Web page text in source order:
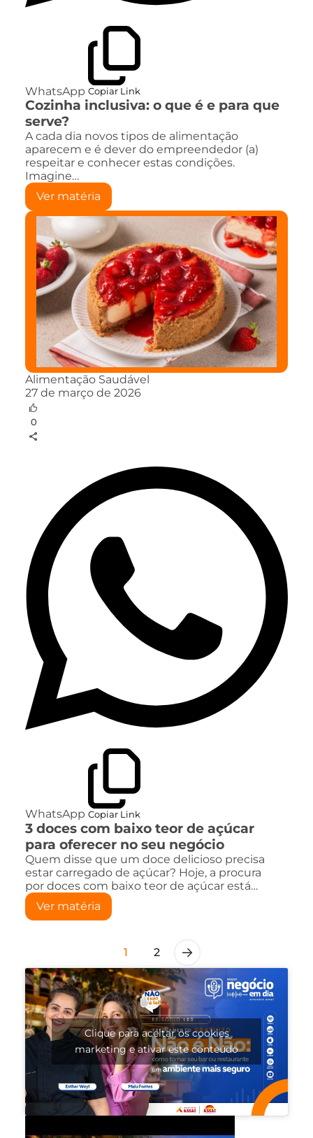
WhatsApp Copiar Link
Cozinha inclusiva: o que é e para que
serve?
A cada dia novos tipos de alimentação
aparecem e é dever do empreendedor (a)
respeitar e conhecer estas condições.
Imagine…
Ver matéria
Alimentação Saudável
27 de março de 2026
0
WhatsApp Copiar Link
3 doces com baixo teor de açúcar
para oferecer no seu negócio
Quem disse que um doce delicioso precisa
estar carregado de açúcar? Hoje, a procura
por doces com baixo teor de açúcar está…
Ver matéria
1 2
Clique para aceitar os cookies
marketing e ativar este conteúdo